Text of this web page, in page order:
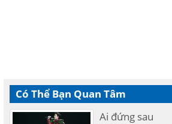
Có Thể Bạn Quan Tâm
Ai đứng sau